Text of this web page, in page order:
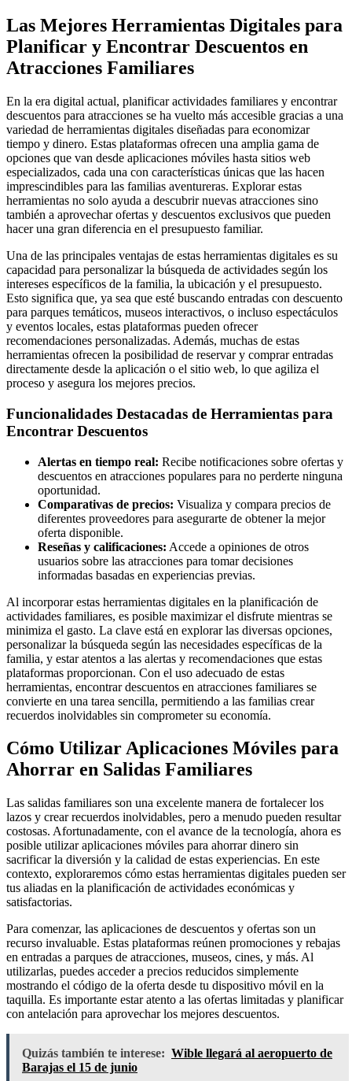
Las Mejores Herramientas Digitales para
Planificar y Encontrar Descuentos en
Atracciones Familiares
En la era digital actual, planificar actividades familiares y encontrar
descuentos para atracciones se ha vuelto más accesible gracias a una
variedad de herramientas digitales diseñadas para economizar
tiempo y dinero. Estas plataformas ofrecen una amplia gama de
opciones que van desde aplicaciones móviles hasta sitios web
especializados, cada una con características únicas que las hacen
imprescindibles para las familias aventureras. Explorar estas
herramientas no solo ayuda a descubrir nuevas atracciones sino
también a aprovechar ofertas y descuentos exclusivos que pueden
hacer una gran diferencia en el presupuesto familiar.
Una de las principales ventajas de estas herramientas digitales es su
capacidad para personalizar la búsqueda de actividades según los
intereses específicos de la familia, la ubicación y el presupuesto.
Esto significa que, ya sea que esté buscando entradas con descuento
para parques temáticos, museos interactivos, o incluso espectáculos
y eventos locales, estas plataformas pueden ofrecer
recomendaciones personalizadas. Además, muchas de estas
herramientas ofrecen la posibilidad de reservar y comprar entradas
directamente desde la aplicación o el sitio web, lo que agiliza el
proceso y asegura los mejores precios.
Funcionalidades Destacadas de Herramientas para
Encontrar Descuentos
Alertas en tiempo real: Recibe notificaciones sobre ofertas y
descuentos en atracciones populares para no perderte ninguna
oportunidad.
Comparativas de precios: Visualiza y compara precios de
diferentes proveedores para asegurarte de obtener la mejor
oferta disponible.
Reseñas y calificaciones: Accede a opiniones de otros
usuarios sobre las atracciones para tomar decisiones
informadas basadas en experiencias previas.
Al incorporar estas herramientas digitales en la planificación de
actividades familiares, es posible maximizar el disfrute mientras se
minimiza el gasto. La clave está en explorar las diversas opciones,
personalizar la búsqueda según las necesidades específicas de la
familia, y estar atentos a las alertas y recomendaciones que estas
plataformas proporcionan. Con el uso adecuado de estas
herramientas, encontrar descuentos en atracciones familiares se
convierte en una tarea sencilla, permitiendo a las familias crear
recuerdos inolvidables sin comprometer su economía.
Cómo Utilizar Aplicaciones Móviles para
Ahorrar en Salidas Familiares
Las salidas familiares son una excelente manera de fortalecer los
lazos y crear recuerdos inolvidables, pero a menudo pueden resultar
costosas. Afortunadamente, con el avance de la tecnología, ahora es
posible utilizar aplicaciones móviles para ahorrar dinero sin
sacrificar la diversión y la calidad de estas experiencias. En este
contexto, exploraremos cómo estas herramientas digitales pueden ser
tus aliadas en la planificación de actividades económicas y
satisfactorias.
Para comenzar, las aplicaciones de descuentos y ofertas son un
recurso invaluable. Estas plataformas reúnen promociones y rebajas
en entradas a parques de atracciones, museos, cines, y más. Al
utilizarlas, puedes acceder a precios reducidos simplemente
mostrando el código de la oferta desde tu dispositivo móvil en la
taquilla. Es importante estar atento a las ofertas limitadas y planificar
con antelación para aprovechar los mejores descuentos.
Quizás también te interese: Wible llegará al aeropuerto de
Barajas el 15 de junio